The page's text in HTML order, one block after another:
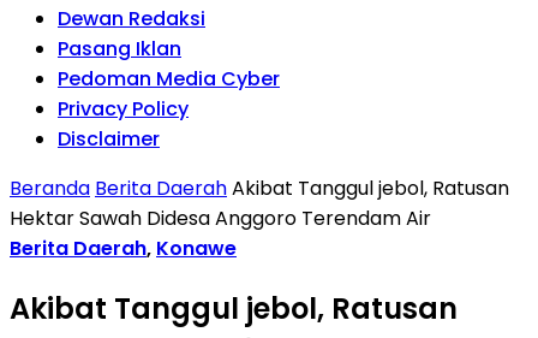
Dewan Redaksi
Pasang Iklan
Pedoman Media Cyber
Privacy Policy
Disclaimer
Beranda Berita DaerahAkibat Tanggul jebol, Ratusan
Hektar Sawah Didesa Anggoro Terendam Air
Berita Daerah, Konawe
Akibat Tanggul jebol, Ratusan